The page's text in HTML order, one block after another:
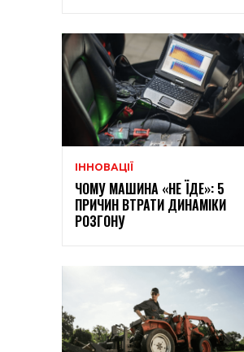
ІННОВАЦІЇ
ЧОМУ МАШИНА «НЕ ЇДЕ»: 5
ПРИЧИН ВТРАТИ ДИНАМІКИ
РОЗГОНУ